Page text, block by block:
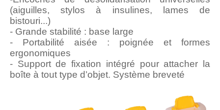
(aiguilles, stylos à insulines, lames de
bistouri...)
- Grande stabilité : base large
- Portabilité aisée : poignée et formes
ergonomiques
- Support de fixation intégré pour attacher la
boîte à tout type d’objet. Système breveté